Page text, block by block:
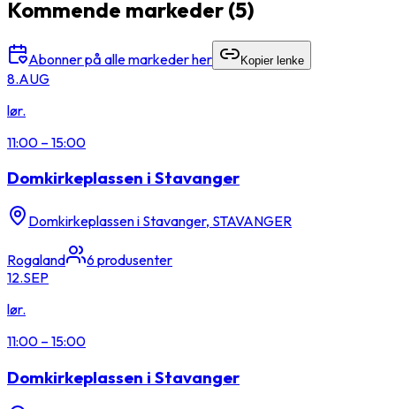
Kommende markeder (5)
Abonner på alle markeder her Kopier lenke
8.AUG
lør.
11:00 – 15:00
Domkirkeplassen i Stavanger
Domkirkeplassen i Stavanger, STAVANGER
Rogaland 6produsenter
12.SEP
lør.
11:00 – 15:00
Domkirkeplassen i Stavanger